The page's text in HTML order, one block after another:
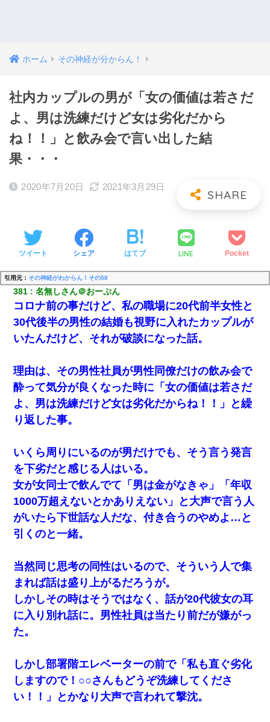
ホーム その神経が分からん！
社内カップルの男が「女の価値は若さだ
よ、男は洗練だけど女は劣化だから
ね！！」と飲み会で言い出した結
果・・・
2020年7月20日 2021年3月29日
ツイート シェア はてブ LINE Pocket
引用元： その神経がわからん！その58
381 名無しさん＠おーぷん
コロナ前の事だけど、私の職場に20代前半女性と
30代後半の男性の結婚も視野に入れたカップルが
いたんだけど、それが破談になった話。
理由は、その男性社員が男性同僚だけの飲み会で
酔って気分が良くなった時に「女の価値は若さだ
よ、男は洗練だけど女は劣化だからね！！」と繰
り返した事。
いくら周りにいるのが男だけでも、そう言う発言
を下劣だと感じる人はいる。
女が女同士で飲んでて「男は金がなきゃ」「年収
1000万超えないとかありえない」と大声で言う人
がいたら下世話な人だな、付き合うのやめよ…と
引くのと一緒。
当然同じ思考の同性はいるので、そういう人で集
まれば話は盛り上がるだろうが。
しかしその時はそうではなく、話が20代彼女の耳
に入り別れ話に。男性社員は当たり前だが嫌がっ
た。
しかし部署階エレベーターの前で「私も直ぐ劣化
しますので！○○さんもどうぞ洗練してくださ
い！！」とかなり大声で言われて撃沈。